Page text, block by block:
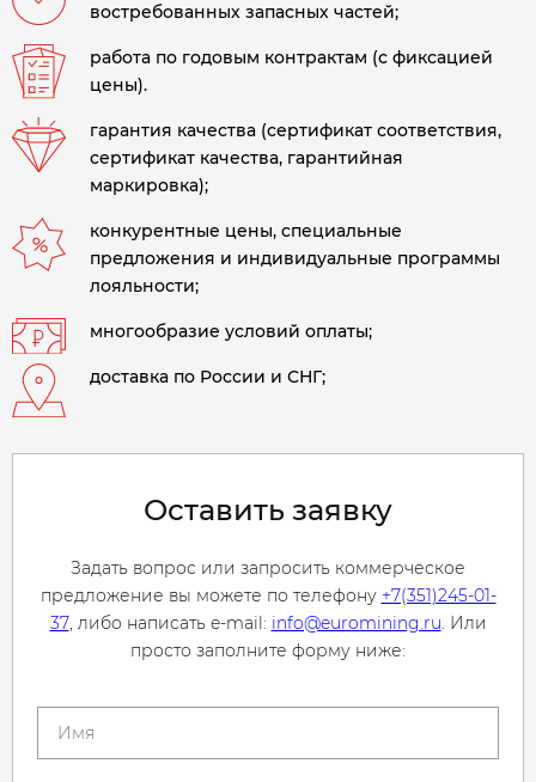
востребованных запасных частей;
работа по годовым контрактам (с фиксацией
цены).
гарантия качества (сертификат соответствия,
сертификат качества, гарантийная
маркировка);
конкурентные цены, специальные
предложения и индивидуальные программы
лояльности;
многообразие условий оплаты;
доставка по России и СНГ;
Оставить заявку
Задать вопрос или запросить коммерческое
предложение вы можете по телефону +7(351)245-01-
37, либо написать e-mail: info@euromining.ru. Или
просто заполните форму ниже: